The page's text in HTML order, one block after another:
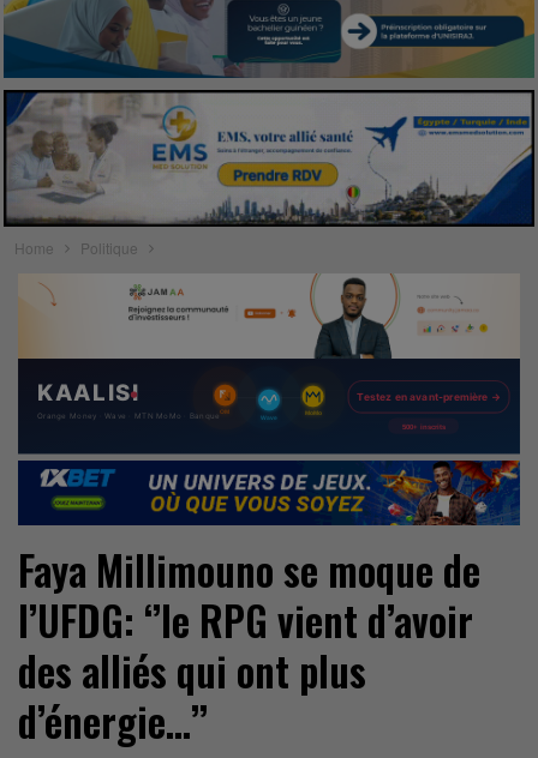
Home Politique
Faya Millimouno se moque de
l’UFDG: ‘’le RPG vient d’avoir
des alliés qui ont plus
d’énergie…’’